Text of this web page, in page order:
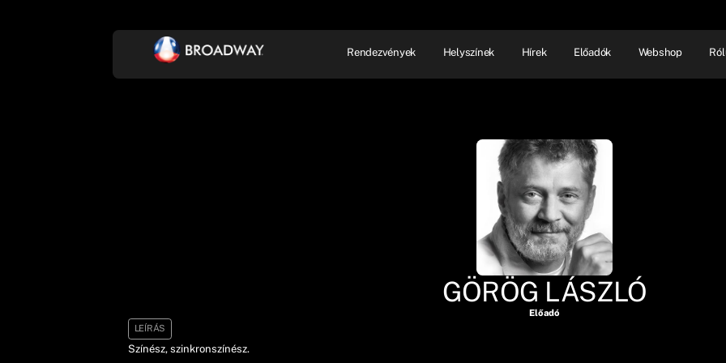
Rendezvények Helyszínek Hírek Előadók Webshop
GÖRÖG LÁSZLÓ
Előadó
LEÍRÁS
Színész, szinkronszínész.